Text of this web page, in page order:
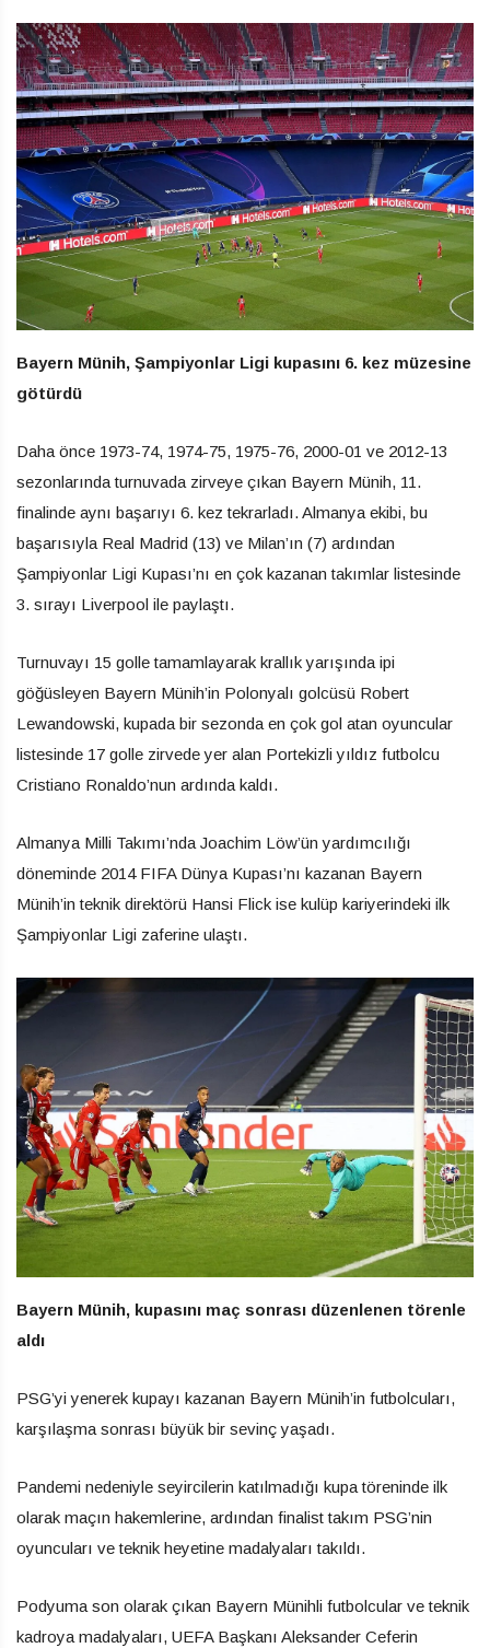
Bayern Münih, Şampiyonlar Ligi kupasını 6. kez müzesine
götürdü
Daha önce 1973-74, 1974-75, 1975-76, 2000-01 ve 2012-13
sezonlarında turnuvada zirveye çıkan Bayern Münih, 11.
finalinde aynı başarıyı 6. kez tekrarladı. Almanya ekibi, bu
başarısıyla Real Madrid (13) ve Milan’ın (7) ardından
Şampiyonlar Ligi Kupası’nı en çok kazanan takımlar listesinde
3. sırayı Liverpool ile paylaştı.
Turnuvayı 15 golle tamamlayarak krallık yarışında ipi
göğüsleyen Bayern Münih’in Polonyalı golcüsü Robert
Lewandowski, kupada bir sezonda en çok gol atan oyuncular
listesinde 17 golle zirvede yer alan Portekizli yıldız futbolcu
Cristiano Ronaldo’nun ardında kaldı.
Almanya Milli Takımı’nda Joachim Löw’ün yardımcılığı
döneminde 2014 FIFA Dünya Kupası’nı kazanan Bayern
Münih’in teknik direktörü Hansi Flick ise kulüp kariyerindeki ilk
Şampiyonlar Ligi zaferine ulaştı.
Bayern Münih, kupasını maç sonrası düzenlenen törenle
aldı
PSG’yi yenerek kupayı kazanan Bayern Münih’in futbolcuları,
karşılaşma sonrası büyük bir sevinç yaşadı.
Pandemi nedeniyle seyircilerin katılmadığı kupa töreninde ilk
olarak maçın hakemlerine, ardından finalist takım PSG’nin
oyuncuları ve teknik heyetine madalyaları takıldı.
Podyuma son olarak çıkan Bayern Münihli futbolcular ve teknik
kadroya madalyaları, UEFA Başkanı Aleksander Ceferin